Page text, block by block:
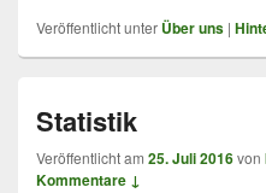
Veröffentlicht unter Über uns |
Statistik
Veröffentlicht am 25. Juli 2016von
Kommentare ↓